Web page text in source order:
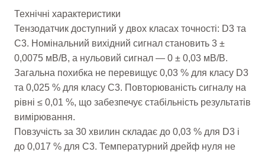
Технічні характеристики
Тензодатчик доступний у двох класах точності: D3 та
C3. Номінальний вихідний сигнал становить 3 ±
0,0075 мВ/В, а нульовий сигнал — 0 ± 0,03 мВ/В.
Загальна похибка не перевищує 0,03 % для класу D3
та 0,025 % для класу C3. Повторюваність сигналу на
рівні ≤ 0,01 %, що забезпечує стабільність результатів
вимірювання.
Повзучість за 30 хвилин складає до 0,03 % для D3 і
до 0,017 % для C3. Температурний дрейф нуля не